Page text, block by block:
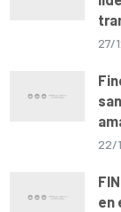
27/
22/
en